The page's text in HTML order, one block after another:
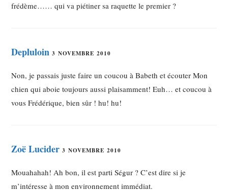
frédème…… qui va piétiner sa raquette le premier ?
Depluloin 3 NOVEMBRE 2010
Non, je passais juste faire un coucou à Babeth et écouter Mon
chien qui aboie toujours aussi plaisamment! Euh… et coucou à
vous Frédérique, bien sûr ! hu! hu!
Zoë Lucider 3 NOVEMBRE 2010
Mouahahah! Ah bon, il est parti Ségur ? C’est dire si je
m’intéresse à mon environnement immédiat.